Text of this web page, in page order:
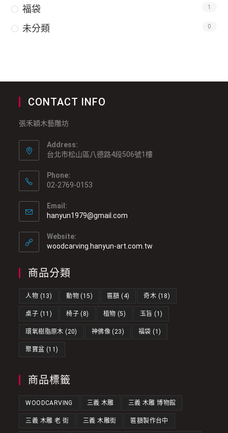
福袋 1
未分類 0
CONTACT INFO
張禾穎木藝雕坊
Address:
台北市松山區八德路4段506號1樓
Phone:
02-2769-0153
Email:
hanyun1979@gmail.com
Website:
woodcarving.hanyun-art.com.tw
商品分類
人物 (13) 動物 (15) 匾額 (4) 奇木 (18)
桌子 (11) 椅子 (8) 植物 (5) 玉旨 (1)
環氧樹脂原木 (20) 神佛像 (23) 福袋 (1)
聚寶盆 (11)
商品標籤
WOODCARVING 三義 木雕 三義 木雕 博物館
三義 木雕 老 街 三義 木雕街 匾額製作台中